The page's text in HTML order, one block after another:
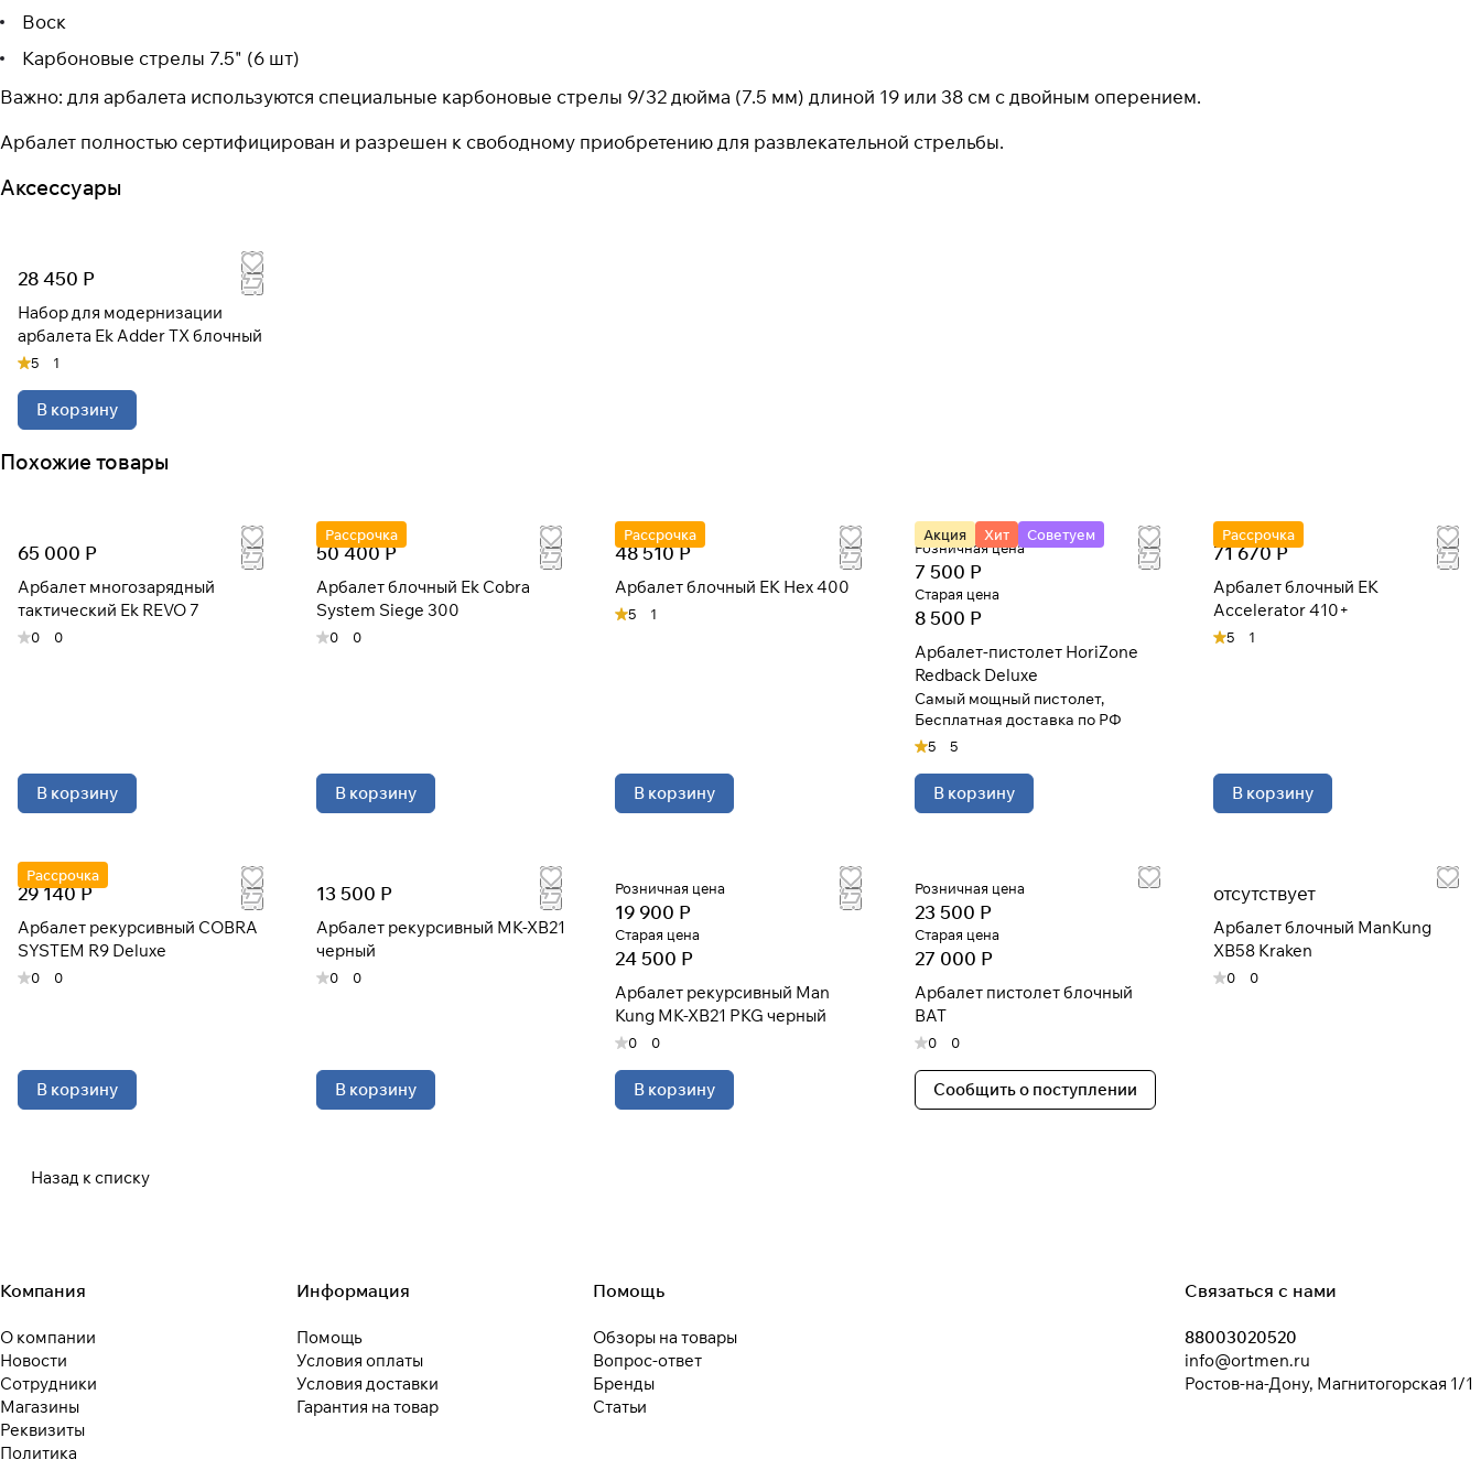
Воск
Карбоновые стрелы 7.5" (6 шт)
Важно: для арбалета используются специальные карбоновые стрелы 9/32 дюйма (7.5 мм) длиной 19 или 38 см с двойным оперением.
Арбалет полностью сертифицирован и разрешен к свободному приобретению для развлекательной стрельбы.
Аксессуары
28 450 Р
Набор для модернизации
арбалета Ek Adder TX блочный
5 1
В корзину
Похожие товары
65 000 Р
Арбалет многозарядный
тактический Ek REVO 7
0 0
В корзину
Рассрочка
50 400 Р
Арбалет блочный Ek Cobra
System Siege 300
0 0
В корзину
Рассрочка
48 510 Р
Арбалет блочный EK Hex 400
5 1
В корзину
Акция Хит Советуем
Розничная цена
7 500 Р
Старая цена
8 500 Р
Арбалет-пистолет HoriZone
Redback Deluxe
Самый мощный пистолет,
Бесплатная доставка по РФ
5 5
В корзину
Рассрочка
71 670 Р
Арбалет блочный EK
Accelerator 410+
5 1
В корзину
Рассрочка
29 140 Р
Арбалет рекурсивный COBRA
SYSTEM R9 Deluxe
0 0
В корзину
13 500 Р
Арбалет рекурсивный MK-XB21
черный
0 0
В корзину
Розничная цена
19 900 Р
Старая цена
24 500 Р
Арбалет рекурсивный Man
Kung MK-XB21 PKG черный
0 0
В корзину
Розничная цена
23 500 Р
Старая цена
27 000 Р
Арбалет пистолет блочный
BAT
0 0
Сообщить о поступлении
отсутствует
Арбалет блочный ManKung
XB58 Kraken
0 0
Назад к списку
25
раз в 2
Остались вопросы?
Компания
О компании
Новости
Сотрудники
Магазины
Реквизиты
Политика
Информация
Помощь
Условия оплаты
Условия доставки
Гарантия на товар
Помощь
Обзоры на товары
Вопрос-ответ
Бренды
Статьи
Связаться с нами
88003020520
info@ortmen.ru
Ростов-на-Дону, Магнитогорская 1/1